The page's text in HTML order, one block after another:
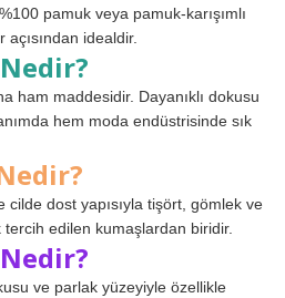
pamuk veya pamuk-karışımlı
idealdir.
ham maddesidir. Dayanıklı dokusu
hem moda endüstrisinde sık
dost yapısıyla tişört, gömlek ve
edilen kumaşlardan biridir.
ve parlak yüzeyiyle özellikle